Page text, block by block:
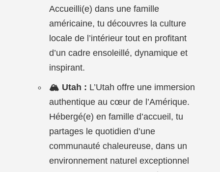
Accueilli(e) dans une famille
américaine, tu découvres la culture
locale de l’intérieur tout en profitant
d’un cadre ensoleillé, dynamique et
inspirant.
🏔️ Utah : L’Utah offre une immersion
authentique au cœur de l’Amérique.
Hébergé(e) en famille d’accueil, tu
partages le quotidien d’une
communauté chaleureuse, dans un
environnement naturel exceptionnel